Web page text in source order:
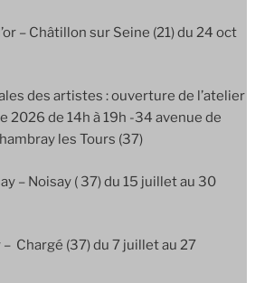
– Châtillon sur Seine (21) du 24 oct
des artistes : ouverture de l’atelier
2026 de 14h à 19h -34 avenue de
les Tours (37)
– Noisay ( 37) du 15 juillet au 30
– Chargé (37) du 7 juillet au 27